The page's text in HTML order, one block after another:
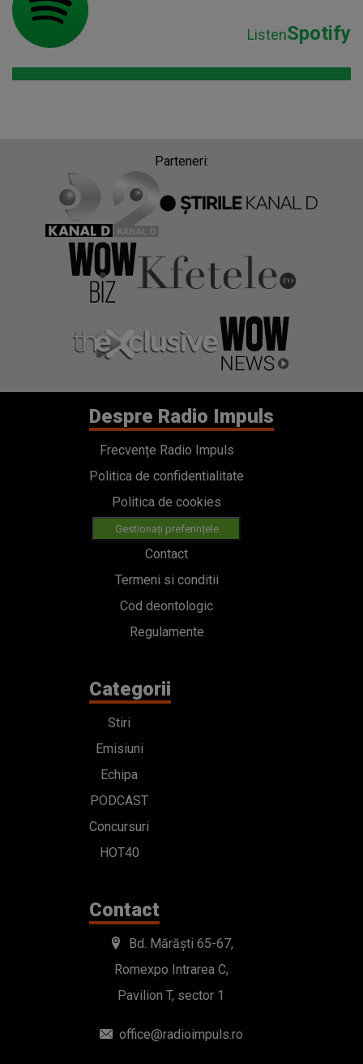
ListenSpotify
Parteneri:
Despre Radio Impuls
Frecvențe Radio Impuls
Politica de confidentialitate
Politica de cookies
Gestionați preferințele
Contact
Termeni si conditii
Cod deontologic
Regulamente
Categorii
Stiri
Emisiuni
Echipa
PODCAST
Concursuri
HOT40
Contact
Bd. Mărăști 65-67,
Romexpo Intrarea C,
Pavilion T, sector 1
office@radioimpuls.ro